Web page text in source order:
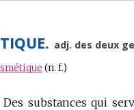
adj. des deux
(n. f.)
substances qui